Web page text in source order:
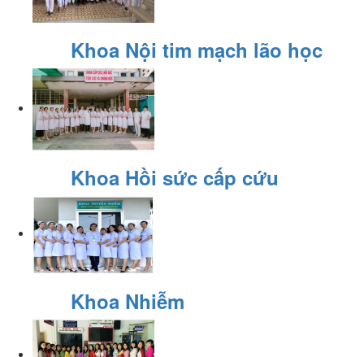
Khoa Nội tim mạch lão học
Khoa Hồi sức cấp cứu
Khoa Nhiễm